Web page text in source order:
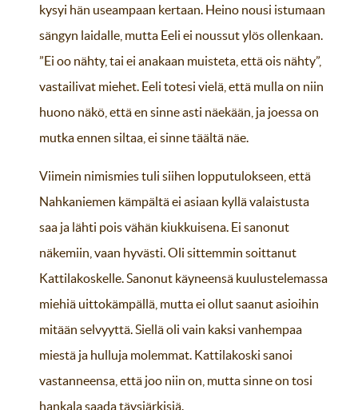
kysyi hän useampaan kertaan. Heino nousi istumaan
sängyn laidalle, mutta Eeli ei noussut ylös ollenkaan.
”Ei oo nähty, tai ei anakaan muisteta, että ois nähty”,
vastailivat miehet. Eeli totesi vielä, että mulla on niin
huono näkö, että en sinne asti näekään, ja joessa on
mutka ennen siltaa, ei sinne täältä näe.
Viimein nimismies tuli siihen lopputulokseen, että
Nahkaniemen kämpältä ei asiaan kyllä valaistusta
saa ja lähti pois vähän kiukkuisena. Ei sanonut
näkemiin, vaan hyvästi. Oli sittemmin soittanut
Kattilakoskelle. Sanonut käyneensä kuulustelemassa
miehiä uittokämpällä, mutta ei ollut saanut asioihin
mitään selvyyttä. Siellä oli vain kaksi vanhempaa
miestä ja hulluja molemmat. Kattilakoski sanoi
vastanneensa, että joo niin on, mutta sinne on tosi
hankala saada täysjärkisiä.